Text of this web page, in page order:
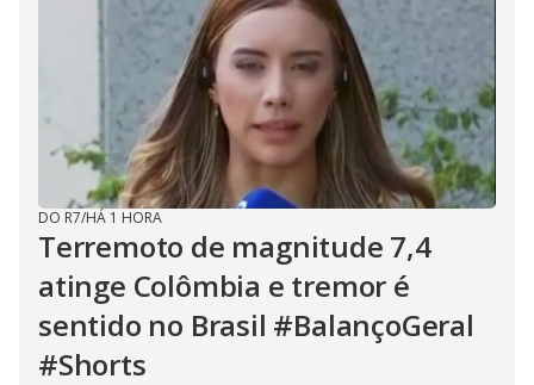
DO R7/HÁ 1 HORA
Terremoto de magnitude 7,4
atinge Colômbia e tremor é
sentido no Brasil #BalançoGeral
#Shorts